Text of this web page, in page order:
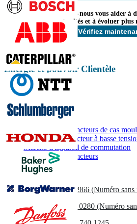
Personnaliser
Comment pouvons-nous vous aider à
opportunités et à évoluer plus
Vérifiez
Énergie et pouvoir Clientèle
Rapports associés
Marché des disjoncteurs de cas
Marché de disjoncteur à basse
Marché d'appareil de commutation
Marché des disjoncteurs
Contactez-nous
US+1 833 909 2966 (Numéro sans
UK
+44 808 502 0280 (Numéro